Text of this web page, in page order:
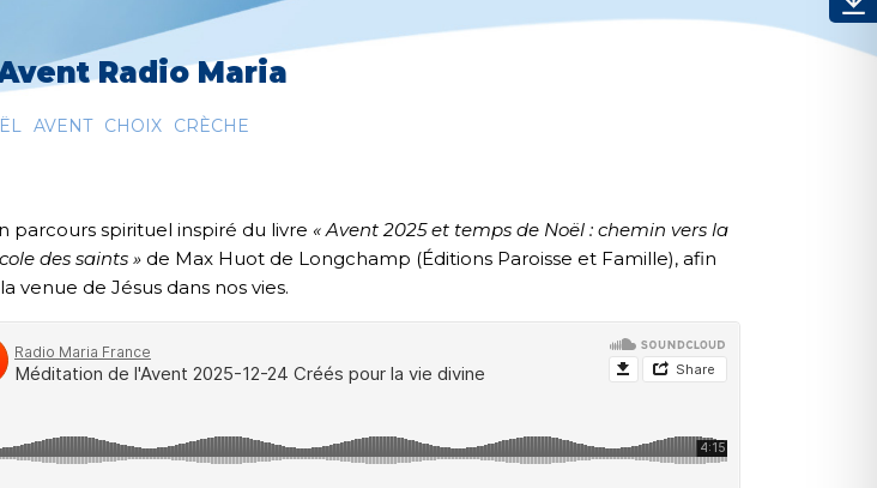
Radio Maria
AVENT CHOIX CRÈCHE
parcours spirituel inspiré du livre « Avent 2025 et temps de Noël : chemin vers la
des saints » de Max Huot de Longchamp (Éditions Paroisse et Famille), afin
de Jésus dans nos vies.